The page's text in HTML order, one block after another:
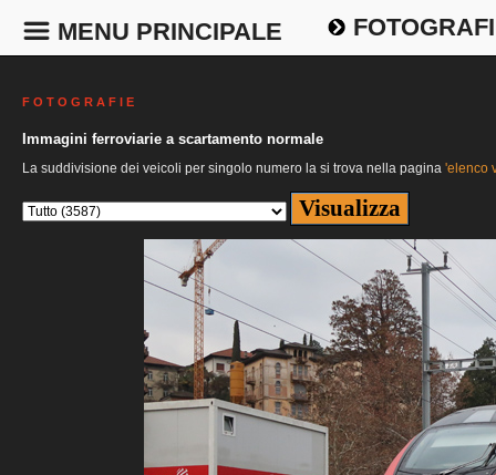
MENU PRINCIPALE
F O T O G R A F I E
Immagini ferroviarie a scartamento normale
La suddivisione dei veicoli per singolo numero la si trova nella pagina 'elenco